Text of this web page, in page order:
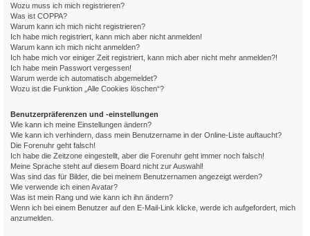
Wozu muss ich mich registrieren?
Was ist COPPA?
Warum kann ich mich nicht registrieren?
Ich habe mich registriert, kann mich aber nicht anmelden!
Warum kann ich mich nicht anmelden?
Ich habe mich vor einiger Zeit registriert, kann mich aber nicht mehr anmelden?!
Ich habe mein Passwort vergessen!
Warum werde ich automatisch abgemeldet?
Wozu ist die Funktion „Alle Cookies löschen“?
Benutzerpräferenzen und -einstellungen
Wie kann ich meine Einstellungen ändern?
Wie kann ich verhindern, dass mein Benutzername in der Online-Liste auftaucht?
Die Forenuhr geht falsch!
Ich habe die Zeitzone eingestellt, aber die Forenuhr geht immer noch falsch!
Meine Sprache steht auf diesem Board nicht zur Auswahl!
Was sind das für Bilder, die bei meinem Benutzernamen angezeigt werden?
Wie verwende ich einen Avatar?
Was ist mein Rang und wie kann ich ihn ändern?
Wenn ich bei einem Benutzer auf den E-Mail-Link klicke, werde ich aufgefordert, mich
anzumelden.